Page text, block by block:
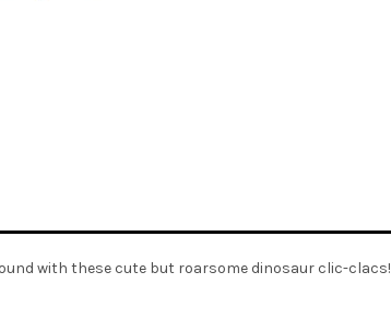
with these cute but roarsome dinosaur clic-clacs!